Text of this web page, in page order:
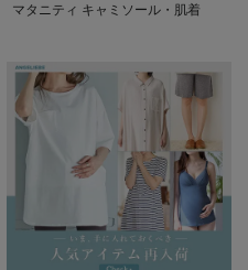
マタニティ キャミソール・肌着